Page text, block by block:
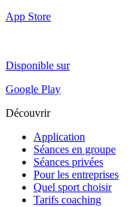
App Store
Disponible sur
Google Play
Découvrir
Application
Séances en groupe
Séances privées
Pour les entreprises
Quel sport choisir
Tarifs coaching